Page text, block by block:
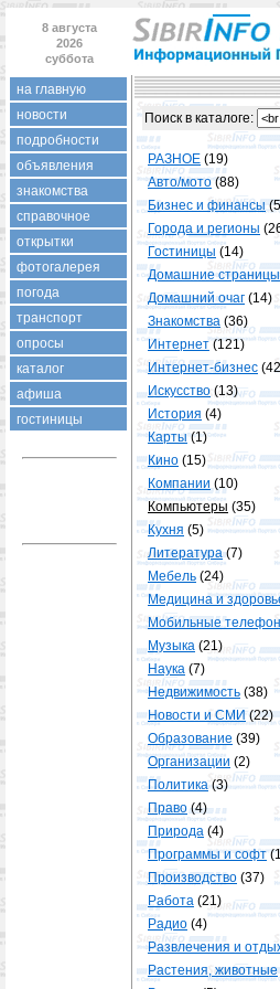
8 августа
2026
суббота
на главную
новости
подробности
объявления
знакомства
справочное
открытки
фотогалерея
погода
транспорт
опросы
каталог
афиша
гостиницы
Поиск в каталогe:
РАЗНОЕ (19)
Авто/мото(88)
Бизнес и финансы
Города и регионы
Гостиницы (14)
Домашние страницы
Домашний очаг (14)
Знакомства (36)
Интернет(121)
Интернет-бизнес
Искусство (13)
История (4)
Карты(1)
Кино (15)
Компании (10)
Компьютеры (35)
Кухня (5)
Литература(7)
Мебель (24)
Медицина и
Мобильные
Музыка (21)
Наука (7)
Недвижимость (38)
Новости и СМИ(22)
Образование (39)
Организации (2)
Политика(3)
Право(4)
Природа (4)
Программы и софт
Производство (37)
Работа (21)
Радио (4)
Развлечения и
Растения, животные